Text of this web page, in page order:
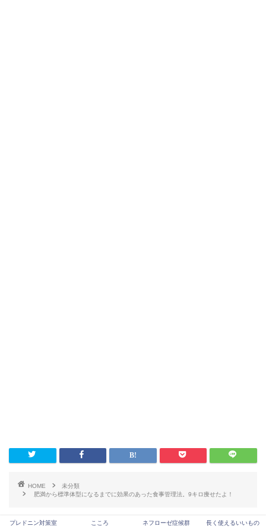
HOME
未分類
肥満から標準体型になるまでに効果のあった食事管理法。9キロ痩せたよ！
プレドニン対策室 こころ ネフローゼ症候群 長く使えるいいもの